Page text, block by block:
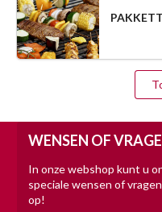
WENSEN OF
In onze webshop kunt u
speciale wensen of
op!